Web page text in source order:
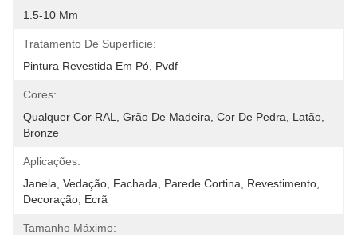
1.5-10 Mm
Tratamento De Superfície:
Pintura Revestida Em Pó, Pvdf
Cores:
Qualquer Cor RAL, Grão De Madeira, Cor De Pedra, Latão,
Bronze
Aplicações:
Janela, Vedação, Fachada, Parede Cortina, Revestimento,
Decoração, Ecrã
Tamanho Máximo: